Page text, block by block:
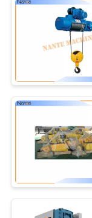
에
게
세